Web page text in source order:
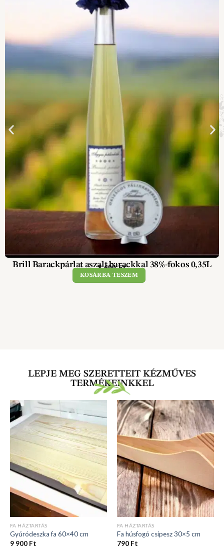
Brill Barackpárlat aszalt barackkal 38%-fokos 0,35L
8 690Ft
KOSÁRBA TESZEM
LEPJE MEG SZERETTEIT KÉZMŰVES
TERMÉKEINKKEL
FA HÁZTARTÁS
Gyúródeszka fa 60×40 cm
9 900 Ft
FA HÁZTARTÁS
Fa húsfogó csipesz 30×5 cm
790 Ft